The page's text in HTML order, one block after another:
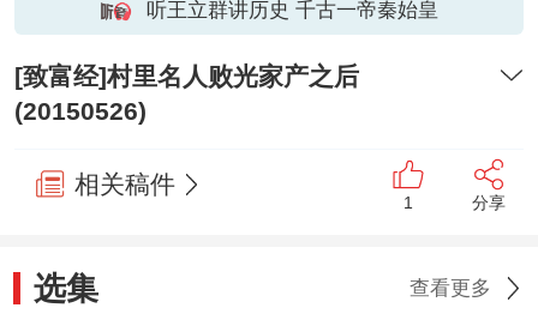
听王立群讲历史 千古一帝秦始皇
[致富经]村里名人败光家产之后
(20150526)
相关稿件
1 分享
选集 查看更多